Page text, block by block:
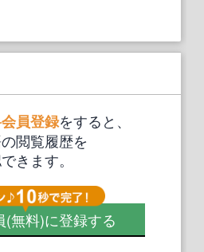
員登録をすると、
閲覧履歴を
きます。
(無料)に登録する